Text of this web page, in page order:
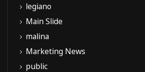
legiano
Main Slide
malina
Marketing News
public